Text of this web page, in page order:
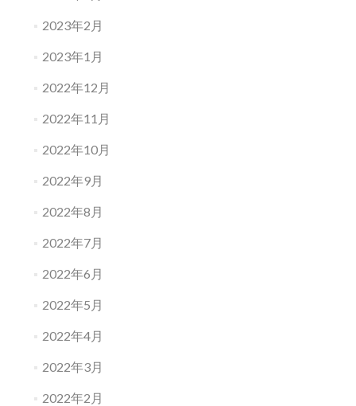
2023年2月
2023年1月
2022年12月
2022年11月
2022年10月
2022年9月
2022年8月
2022年7月
2022年6月
2022年5月
2022年4月
2022年3月
2022年2月